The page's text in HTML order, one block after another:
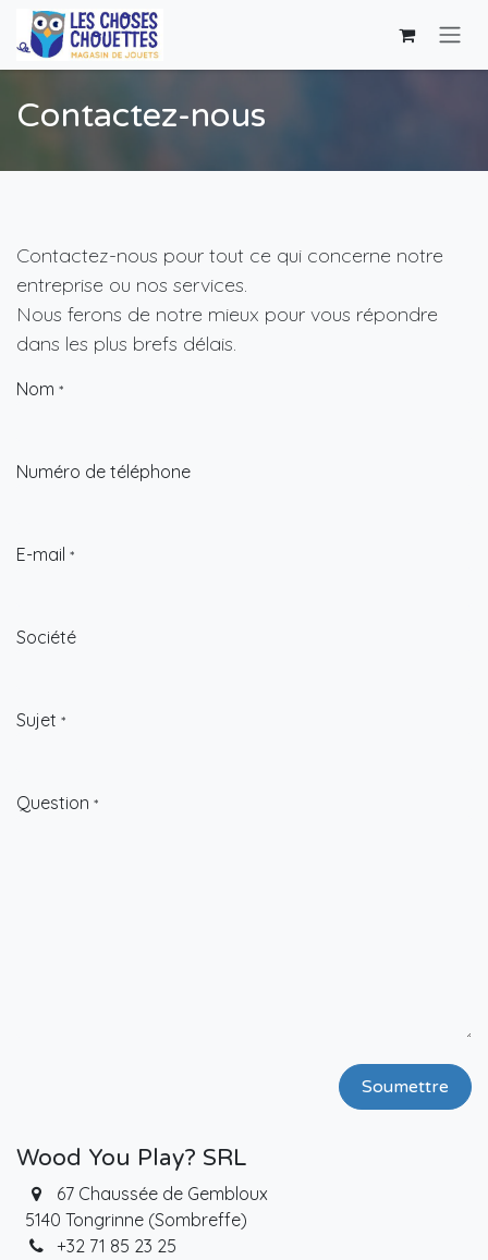
Se rendre au contenu
Contactez-nous
Contactez-nous pour tout ce qui concerne notre
entreprise ou nos services.
Nous ferons de notre mieux pour vous répondre
dans les plus brefs délais.
Nom *
Numéro de téléphone
E-mail *
Société
Sujet *
Question *
Soumettre
Wood You Play? SRL
67 Chaussée de Gembloux
5140 Tongrinne (Sombreffe)
+32 71 85 23 25